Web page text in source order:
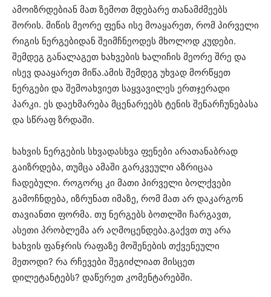
ამოიზრდებიან მათ ზემოთ მდებარე თანამძმეებს
შორის. მიწის მეორე ფენა ისე მოაყარეთ, რომ პირველი
რიგის ნერგებიდან შეიმჩნეოდეს მხოლოდ კუდები.
შემდეგ განალაგეთ ხახვების ხალიჩის მეორე შრე და
ისევ დააყარეთ მიწა.ამის შემდეგ უხვად მორწყეთ
ნერგები და შემოახვიეთ საყვავილეს ერთჯერადი
პარკი. ეს დაეხმარება მცენარეებს ტენის შენარჩუნებასა
და სწრაფ ზრდაში.
ხახვის ნერგების სხვადასხვა ფენები არათანაბრად
გაიზრდება, თუმცა ამაში გარკვეული აზრიცაა
ჩადებული. როგორც კი მათი პირველი ბოლქვები
გამოჩნდება, იზრუნათ იმაზე, რომ მათ არ დაკარგონ
თავიანთი ფორმა. თუ ნერგებს ბოთლში ჩარგავთ,
ასეთი პრობლემა არ აღმოცენდება.გაქვთ თუ არა
ხახვის ფანჯრის რაფაზე მოშენების თქვენეული
მეთოდი? რა რჩევები შეგიძლიათ მისცეთ
დილეტანტებს? დაწერეთ კომენტარებში.